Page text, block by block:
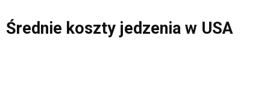
Średnie koszty jedzenia w USA